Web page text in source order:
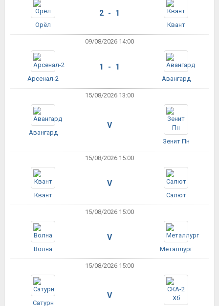
Орёл
2 - 1
Квант
09/08/2026 14:00
Арсенал-2
1 - 1
Авангард
15/08/2026 13:00
Авангард
V
Зенит Пн
15/08/2026 15:00
Квант
V
Салют
15/08/2026 15:00
Волна
V
Металлург
15/08/2026 15:00
Сатурн
V